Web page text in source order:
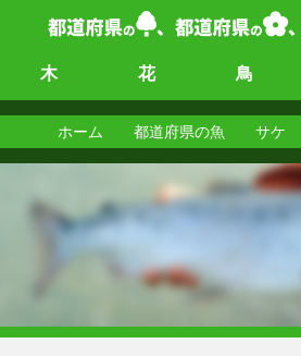
木 花 鳥
ホーム 都道府県の魚 サケ